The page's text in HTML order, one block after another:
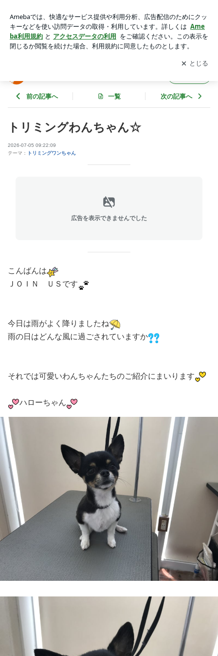
アプリをダウンロードして ブログの更新通知
を受け取りまし
ょう。
開く
前の記事へ 一覧 次の記事へ
トリミングわんちゃん☆
2026-07-05 09:22:09
テーマ：
トリミングワンちゃん
広告を表示できませんでした
こんばんは
ＪＯＩＮ ＵＳです
今日は雨がよく降りましたね
雨の日はどんな風に過ごされていますか
それでは可愛いわんちゃんたちのご紹介にまいります
ハローちゃん